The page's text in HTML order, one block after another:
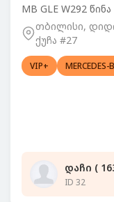
MB GLE W292
თბილისი,
ქუჩა #27
VIP+ MERCEDES-
დაჩი (
ID 32